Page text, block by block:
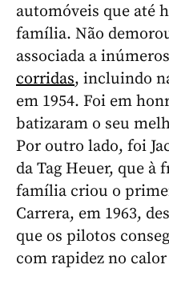
automóveis que até
família. Não
associada a
corridas, incluindo
em 1954. Foi em
batizaram o seu
Por outro lado, foi
da Tag Heuer, que à
família criou o
Carrera, em 1963,
que os pilotos
com rapidez no